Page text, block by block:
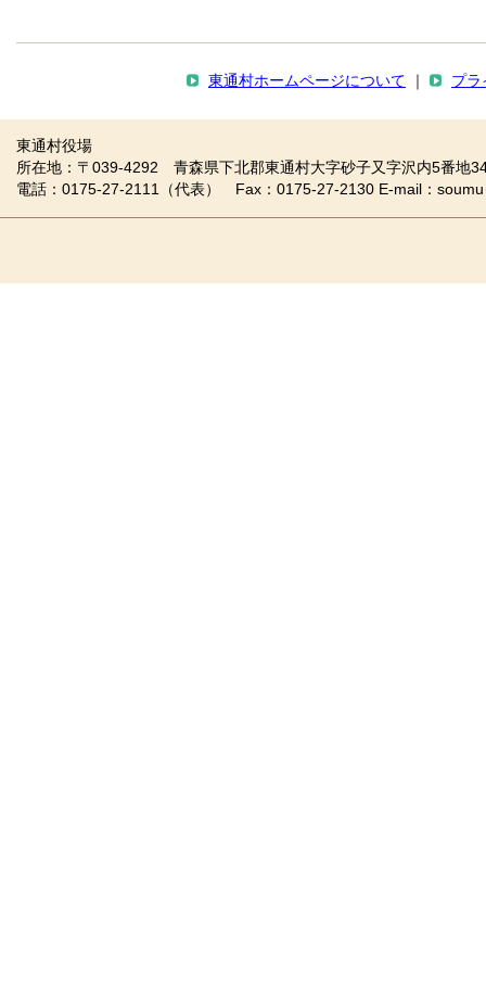
東通村ホームページについて プラ
東通村役場
所在地：〒039-4292 青森県下北郡東通村大字砂子又字沢内5番地
電話：0175-27-2111（代表） Fax：0175-27-2130 E-mail：